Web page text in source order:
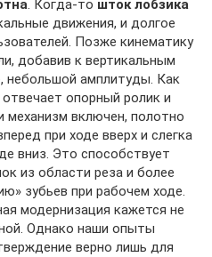
. Когда-то шток лобзика
движения, и долгое
Позже кинематику
добавив к вертикальным
небольшой амплитуды. Как
отвечает опорный ролик и
механизм включен, полотно
при ходе вверх и слегка
вниз. Это способствует
из области реза и более
зубьев при рабочем ходе.
модернизация кажется не
Однако наши опыты
верно лишь для